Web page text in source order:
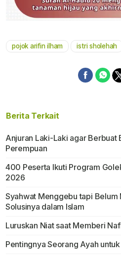
pojok arifin ilham istri sholehah
Berita Terkait
Anjuran Laki-Laki agar Berbuat
Perempuan
400 Peserta Ikuti Program
2026
Syahwat Menggebu tapi Belum
Solusinya dalam Islam
Luruskan Niat saat Memberi
Pentingnya Seorang Ayah